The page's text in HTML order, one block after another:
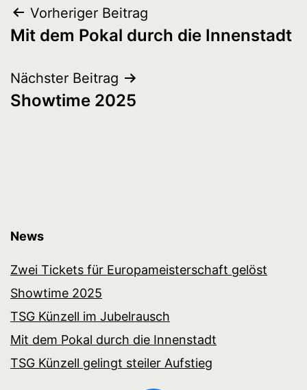
Beitrags-
Navigation
Vorheriger Beitrag
Mit dem Pokal durch die Innenstadt
Nächster Beitrag
Showtime 2025
News
Zwei Tickets für Europameisterschaft gelöst
Showtime 2025
TSG Künzell im Jubelrausch
Mit dem Pokal durch die Innenstadt
TSG Künzell gelingt steiler Aufstieg